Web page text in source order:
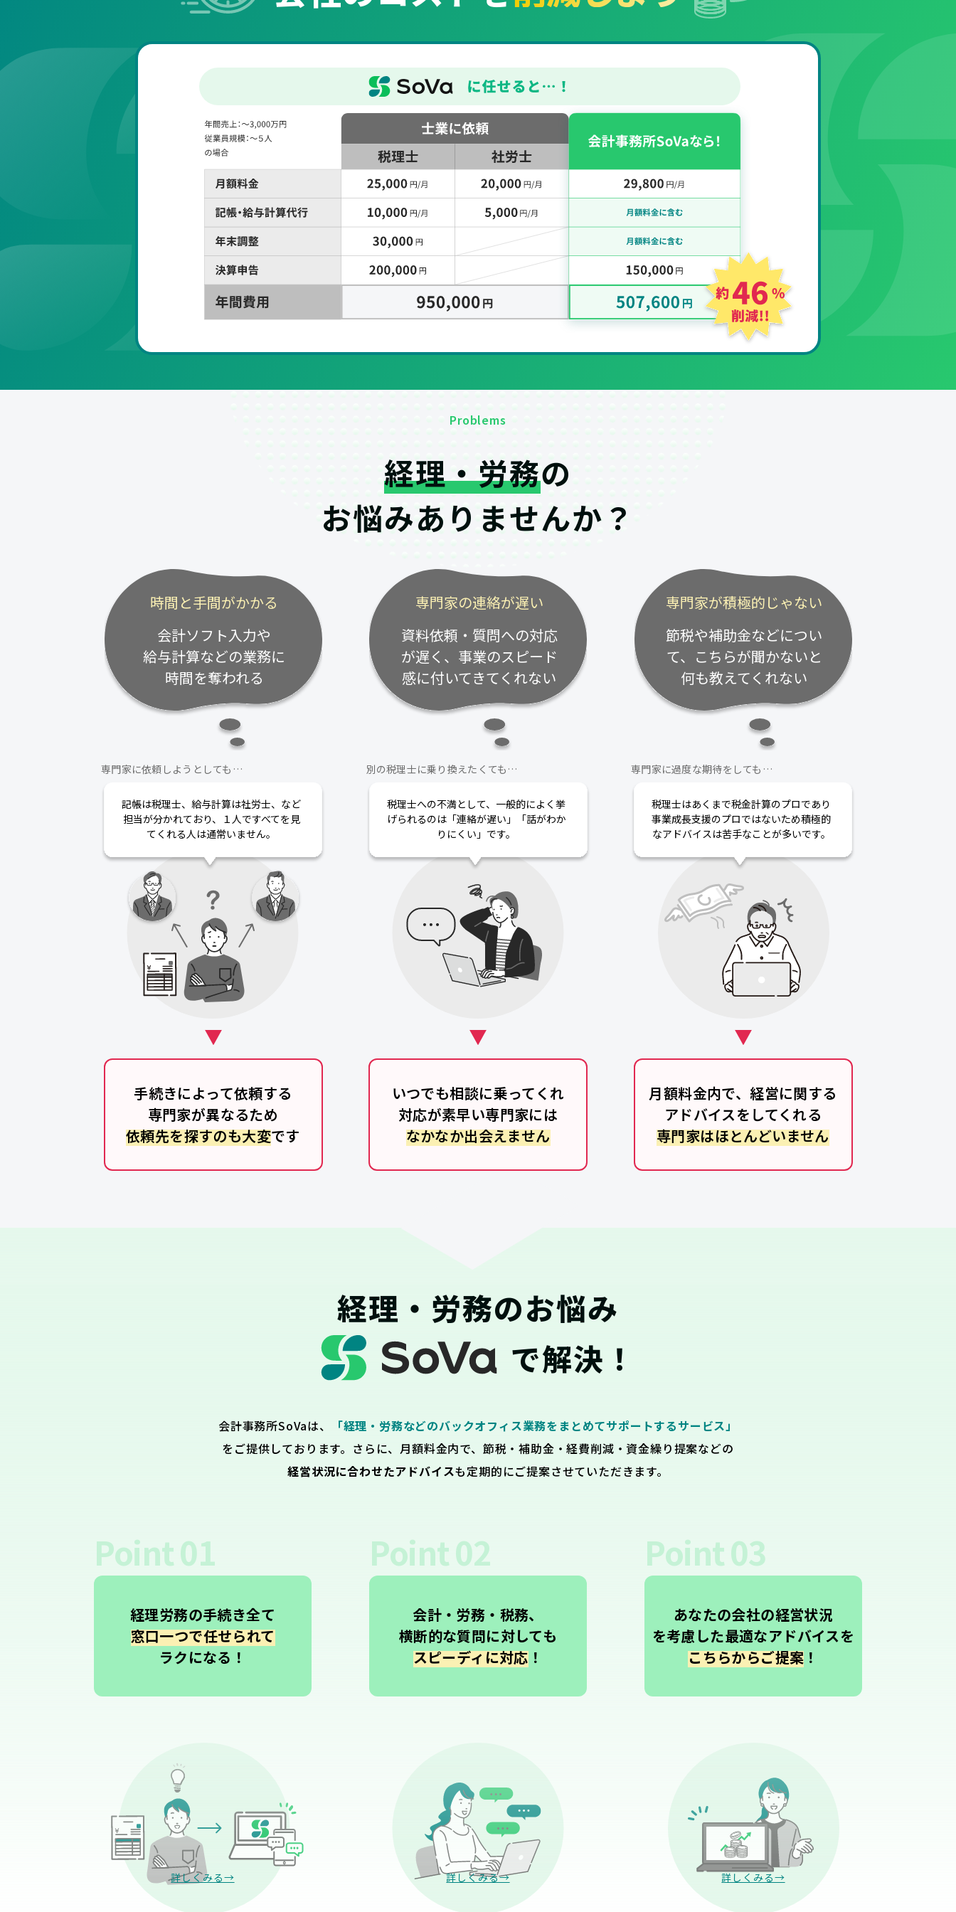
Problems
経理・労務の
お悩みありませんか？
時間と手間がかかる
会計ソフト入力や
給与計算などの業務に
時間を奪われる
専門家に依頼しようとしても…
記帳は税理士、給与計算は社労士、など
担当が分かれており、１人ですべてを見
てくれる人は通常いません。
手続きによって依頼する
専門家が異なるため
依頼先を探すのも大変です
専門家の連絡が遅い
資料依頼・質問への対応
が遅く、事業のスピード
感に付いてきてくれない
別の税理士に乗り換えたくても…
税理士への不満として、一般的によく挙
げられるのは「連絡が遅い」「話がわか
りにくい」です。
いつでも相談に乗ってくれ
対応が素早い専門家には
なかなか出会えません
専門家が積極的じゃない
節税や補助金などについ
て、こちらが聞かないと
何も教えてくれない
専門家に過度な期待をしても…
税理士はあくまで税金計算のプロであり
事業成長支援のプロではないため積極的
なアドバイスは苦手なことが多いです。
月額料金内で、経営に関する
アドバイスをしてくれる
専門家はほとんどいません
経理・労務のお悩み
で解決！
会計事務所SoVaは、
「経理・労務などのバックオフィス業務をまとめてサポートするサービス」
をご提供しております。さらに、月額料金内で、節税・補助金・経費削減・資金繰り提案などの
経営状況に合わせたアドバイスも定期的にご提案させていただきます。
Point01
経理労務の手続き全て
窓口一つで任せられて
ラクになる！
詳しくみる→
Point02
会計・労務・税務、
横断的な質問に対しても
スピーディに対応！
詳しくみる→
Point03
あなたの会社の経営状況
を考慮した最適なアドバイスを
こちらからご提案 ！
詳しくみる→